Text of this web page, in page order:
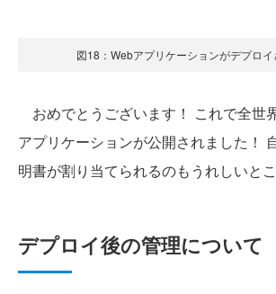
図18：Webアプリケーションがデプロ
おめでとうございます！ これで全世
アプリケーションが公開されました！
明書が割り当てられるのもうれしいとこ
デプロイ後の管理について